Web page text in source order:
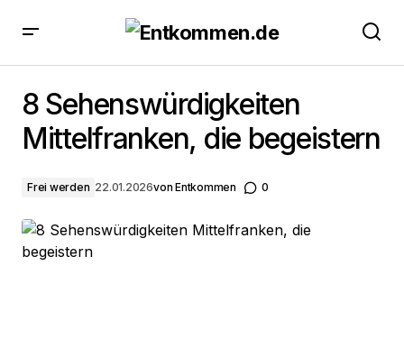
8 Sehenswürdigkeiten
Mittelfranken, die begeistern
Frei werden 22.01.2026von Entkommen 0